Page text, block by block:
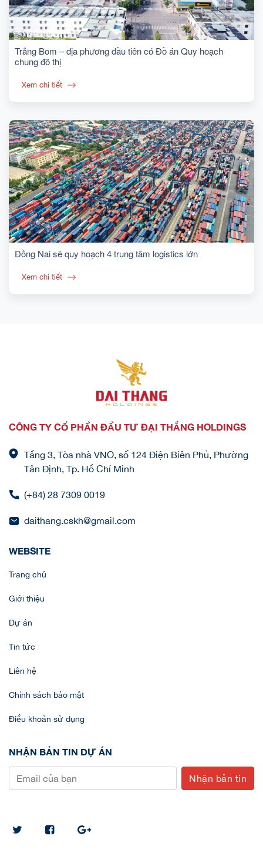
Trảng Bom – địa phương đầu tiên có Đồ án Quy hoạch
chung đô thị
Xem chi tiết
Đồng Nai sẽ quy hoạch 4 trung tâm logistics lớn
Xem chi tiết
CÔNG TY CỔ PHẦN ĐẦU TƯ ĐẠI THẮNG HOLDINGS
Tầng 3, Tòa nhà VNO, số 124 Điện Biên Phủ, Phường
Tân Định, Tp. Hồ Chí Minh
(+84) 28 7309 0019
daithang.cskh@gmail.com
WEBSITE
Trang chủ
Giới thiệu
Dự án
Tin tức
Liên hệ
Chính sách bảo mật
Điều khoản sử dụng
NHẬN BẢN TIN DỰ ÁN